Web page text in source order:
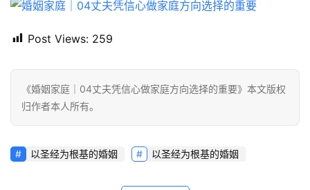
Post Views: 259
《婚姻家庭｜04丈夫凭信心做家庭方向选择的重要》本文版权
归作者本人所有。
以圣经为根基的婚姻 以圣经为根基的婚姻